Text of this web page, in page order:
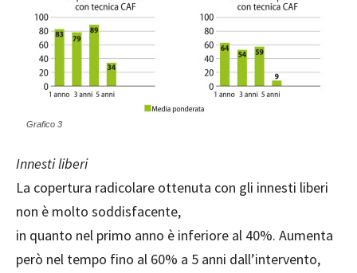
Grafico 3
Innesti liberi
La copertura radicolare ottenuta con gli innesti liberi
non è molto soddisfacente,
in quanto nel primo anno è inferiore al 40%. Aumenta
però nel tempo fino al 60% a 5 anni dall’intervento,